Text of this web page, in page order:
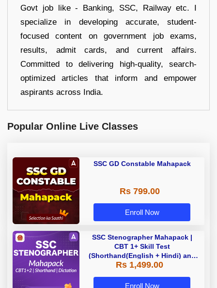
Govt job like - Banking, SSC, Railway etc. I
specialize in developing accurate, student-
focused content on government job exams,
results, admit cards, and current affairs.
Committed to delivering high-quality, search-
optimized articles that inform and empower
aspirants across India.
Popular Online Live Classes
SSC GD Constable Mahapack
Rs 799.00
Enroll Now
SSC Stenographer Mahapack |
CBT 1+ Skill Test
(Shorthand(English + Hindi) and
Dictation) | By Adda247
Rs 1,499.00
Enroll Now